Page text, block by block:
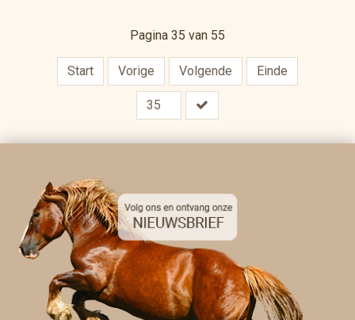
Pagina 35 van 55
Start Vorige Volgende Einde